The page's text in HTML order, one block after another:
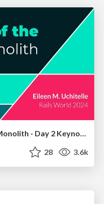
The Myth of the Modular Monolith - Day 2 Keynote - Rails World 2024
28 3.6k